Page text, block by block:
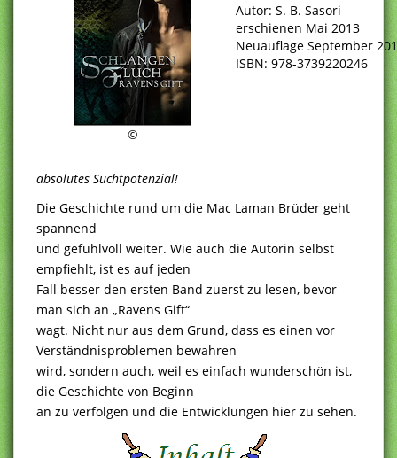
©
Autor: S. B. Sasori
erschienen Mai 2013
Neuauflage September
ISBN: 978-3739220246
absolutes Suchtpotenzial!
Die Geschichte rund um die Mac Laman Brüder geht
spannend
und gefühlvoll weiter. Wie auch die Autorin selbst
empfiehlt, ist es auf jeden
Fall besser den ersten Band zuerst zu lesen, bevor
man sich an „Ravens Gift“
wagt. Nicht nur aus dem Grund, dass es einen vor
Verständnisproblemen bewahren
wird, sondern auch, weil es einfach wunderschön ist,
die Geschichte von Beginn
an zu verfolgen und die Entwicklungen hier zu sehen.